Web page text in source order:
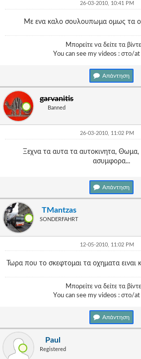
26-03-2010, 10:41 PM
Mε ενα καλο σουλουπωμα ομως τα
Μπορείτε να δείτε τα
Υou can see my videos : στο/at
Απάντηση
garvanitis
Banned
26-03-2010, 11:02 PM
Ξεχνα τα αυτα τα αυτοκινητα, Θωμα,
ασυμφορα...
Απάντηση
TMantzas
SONDERFAHRT
12-05-2010, 11:02 PM
Τωρα που το σκεφτομαι τα οχηματα ειναι
Μπορείτε να δείτε τα
Υou can see my videos : στο/at
Απάντηση
Paul
Registered